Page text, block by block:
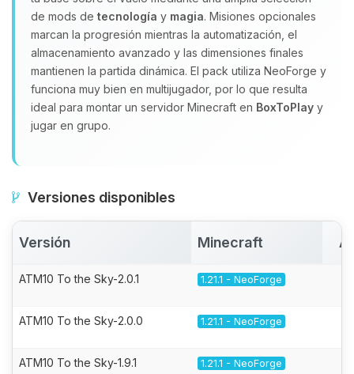
de mods de tecnología y magia. Misiones opcionales
marcan la progresión mientras la automatización, el
almacenamiento avanzado y las dimensiones finales
mantienen la partida dinámica. El pack utiliza NeoForge y
funciona muy bien en multijugador, por lo que resulta
ideal para montar un servidor Minecraft en BoxToPlay y
jugar en grupo.
Versiones disponibles
Versión Minecraft
ATM10 To the Sky-2.0.1 1.21.1 - NeoForge
ATM10 To the Sky-2.0.0 1.21.1 - NeoForge
ATM10 To the Sky-1.9.1 1.21.1 - NeoForge